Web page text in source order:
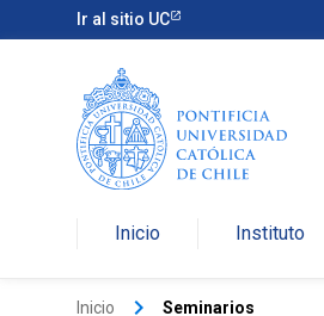
Ir al sitio UC
Inicio Instituto
Inicio keyboard_arrow_right Seminarios